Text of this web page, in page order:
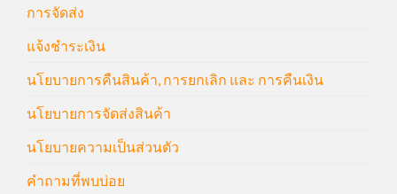
การจัดส่ง
แจ้งชำระเงิน
นโยบายการคืนสินค้า, การยกเลิก และ การคืนเงิน
นโยบายการจัดส่งสินค้า
นโยบายความเป็นส่วนตัว
คำถามที่พบบ่อย